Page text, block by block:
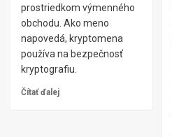
prostriedkom výmenného
obchodu. Ako meno
napovedá, kryptomena
používa na bezpečnosť
kryptografiu.
Čítať ďalej